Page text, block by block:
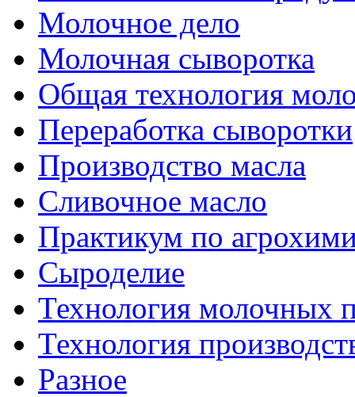
Молочное дело
Молочная сыворотка
Общая технология
Переработка сыворотки
Производство масла
Сливочное масло
Практикум по
Сыроделие
Технология молочных
Технология
Разное